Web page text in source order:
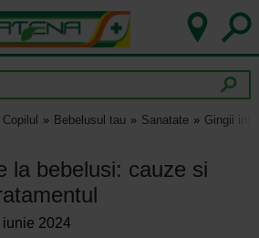
Bebelusul tau Sanatate Gingii
la bebelusi: cauze si
2024